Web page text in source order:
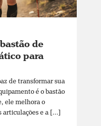
de
para
de transformar sua
é o bastão
ele melhora o
articulações e a [...]